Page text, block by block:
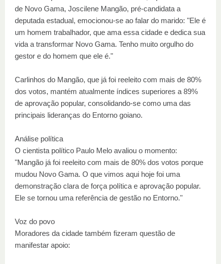
de Novo Gama, Joscilene Mangão, pré-candidata a
deputada estadual, emocionou-se ao falar do marido: "Ele é
um homem trabalhador, que ama essa cidade e dedica sua
vida a transformar Novo Gama. Tenho muito orgulho do
gestor e do homem que ele é."
Carlinhos do Mangão, que já foi reeleito com mais de 80%
dos votos, mantém atualmente índices superiores a 89%
de aprovação popular, consolidando-se como uma das
principais lideranças do Entorno goiano.
Análise política
O cientista político Paulo Melo avaliou o momento:
"Mangão já foi reeleito com mais de 80% dos votos porque
mudou Novo Gama. O que vimos aqui hoje foi uma
demonstração clara de força política e aprovação popular.
Ele se tornou uma referência de gestão no Entorno."
Voz do povo
Moradores da cidade também fizeram questão de
manifestar apoio: